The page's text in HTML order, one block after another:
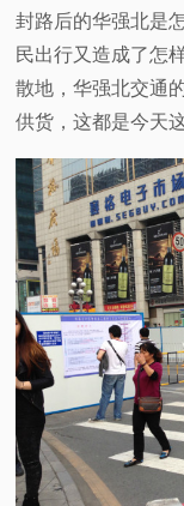
视
频
科
普
体
验
题
封路后的华强北是
民出行又造成了怎
散地，华强北交通
供货，这都是今天